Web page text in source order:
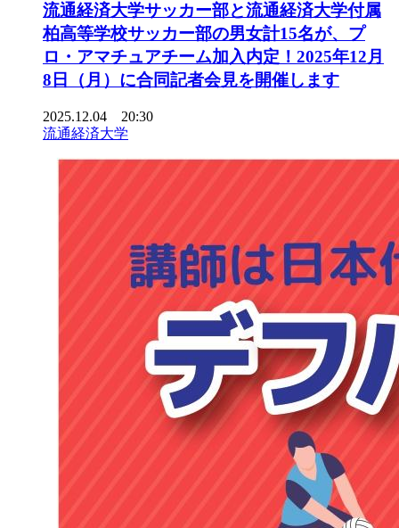
流通経済大学サッカー部と流通経済大学付属
柏高等学校サッカー部の男女計15名が、プ
ロ・アマチュアチーム加入内定！2025年12月
8日（月）に合同記者会見を開催します
2025.12.04 20:30
流通経済大学